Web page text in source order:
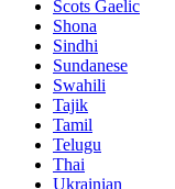
Scots Gaelic
Shona
Sindhi
Sundanese
Swahili
Tajik
Tamil
Telugu
Thai
Ukrainian